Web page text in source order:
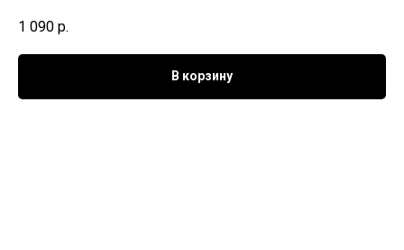
1 090 р.
В корзину